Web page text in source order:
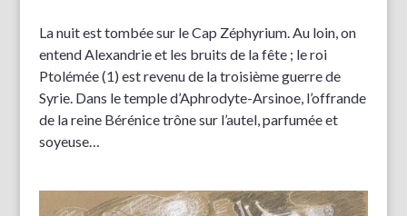
La nuit est tombée sur le Cap Zéphyrium. Au loin, on
entend Alexandrie et les bruits de la fête ; le roi
Ptolémée (1) est revenu de la troisième guerre de
Syrie. Dans le temple d’Aphrodyte-Arsinoe, l’offrande
de la reine Bérénice trône sur l’autel, parfumée et
soyeuse…